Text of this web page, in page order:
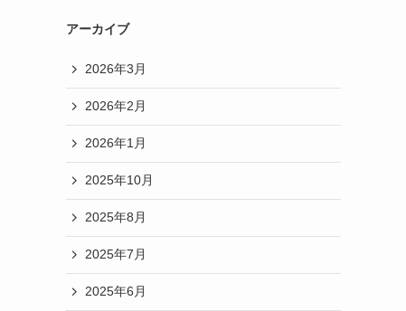
アーカイブ
2026年3月
2026年2月
2026年1月
2025年10月
2025年8月
2025年7月
2025年6月